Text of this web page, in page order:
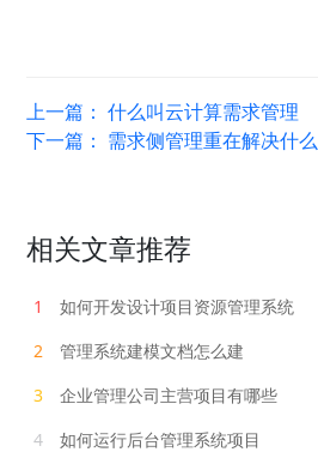
上一篇：什么叫云计算需求管理
下一篇： 需求侧管理重在解决什么
相关文章推荐
1
如何开发设计项目资源管理系统
2
管理系统建模文档怎么建
3
企业管理公司主营项目有哪些
4
如何运行后台管理系统项目